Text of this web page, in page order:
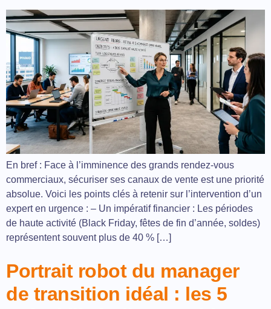
En bref : Face à l’imminence des grands rendez-vous
commerciaux, sécuriser ses canaux de vente est une priorité
absolue. Voici les points clés à retenir sur l’intervention d’un
expert en urgence : – Un impératif financier : Les périodes
de haute activité (Black Friday, fêtes de fin d’année, soldes)
représentent souvent plus de 40 % […]
Portrait robot du manager
de transition idéal : les 5